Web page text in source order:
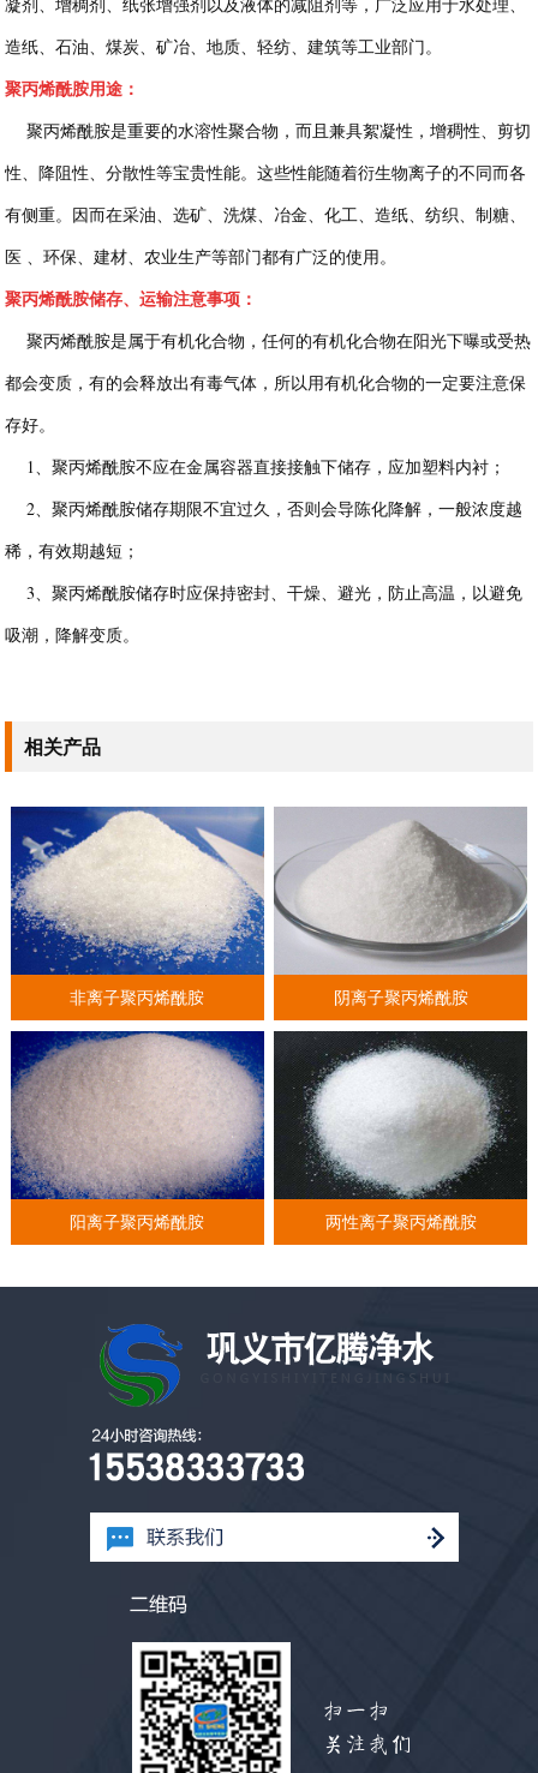
造纸、石油、煤炭、矿冶、地质、轻纺、建筑等工业部门。
聚丙烯酰胺用途：
聚丙烯酰胺是重要的水溶性聚合物，而且兼具絮凝性，增稠性、剪切
性、降阻性、分散性等宝贵性能。这些性能随着衍生物离子的不同而各
有侧重。因而在采油、选矿、洗煤、冶金、化工、造纸、纺织、制糖、
医 、环保、建材、农业生产等部门都有广泛的使用。
聚丙烯酰胺储存、运输注意事项：
聚丙烯酰胺是属于有机化合物，任何的有机化合物在阳光下曝或受热
都会变质，有的会释放出有毒气体，所以用有机化合物的一定要注意保
存好。
1、聚丙烯酰胺不应在金属容器直接接触下储存，应加塑料内衬；
2、聚丙烯酰胺储存期限不宜过久，否则会导陈化降解，一般浓度越
稀，有效期越短；
3、聚丙烯酰胺储存时应保持密封、干燥、避光，防止高温，以避免
吸潮，降解变质。
相关产品
非离子聚丙烯酰胺 阴离子聚丙烯酰胺
阳离子聚丙烯酰胺 两性离子聚丙烯酰胺